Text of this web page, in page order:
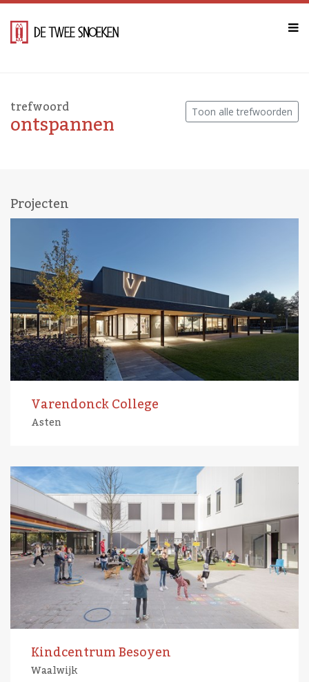
Toon alle trefwoorden
trefwoord
ontspannen
Projecten
Varendonck College
Asten
Kindcentrum Besoyen
Waalwijk